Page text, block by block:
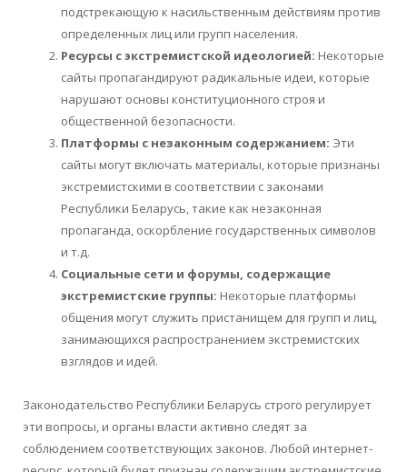
подстрекающую к насильственным действиям против
определенных лиц или групп населения.
Ресурсы с экстремистской идеологией: Некоторые
сайты пропагандируют радикальные идеи, которые
нарушают основы конституционного строя и
общественной безопасности.
Платформы с незаконным содержанием: Эти
сайты могут включать материалы, которые признаны
экстремистскими в соответствии с законами
Республики Беларусь, такие как незаконная
пропаганда, оскорбление государственных символов
и т.д.
Социальные сети и форумы, содержащие
экстремистские группы: Некоторые платформы
общения могут служить пристанищем для групп и лиц,
занимающихся распространением экстремистских
взглядов и идей.
Законодательство Республики Беларусь строго регулирует
эти вопросы, и органы власти активно следят за
соблюдением соответствующих законов. Любой интернет-